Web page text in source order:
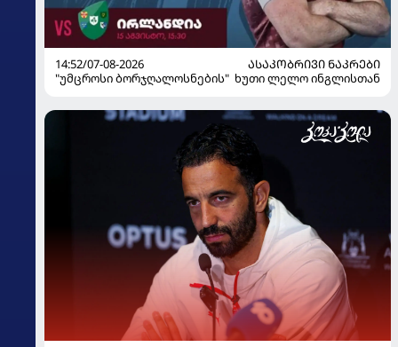
14:52/07-08-2026
ᲐᲡᲐᲙᲝᲑᲠᲘᲕᲘ ᲜᲐᲙᲠᲔᲑᲘ
"უმცროსი ბორჯღალოსნების" ხუთი ლელო ინგლისთან